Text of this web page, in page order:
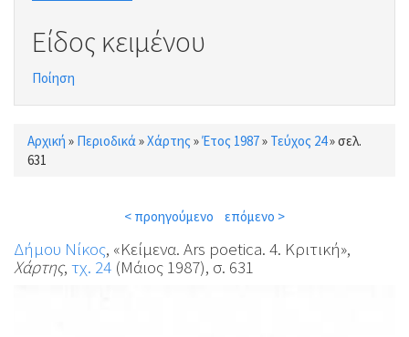
Είδος κειμένου
Ποίηση
Είστε εδώ
Αρχική » Περιοδικά »Χάρτης »Έτος 1987» Τεύχος 24»σελ.
631
< προηγούμενο επόμενο >
Δήμου Νίκος, «Κείμενα. Ars poetica. 4. Κριτική»,
Χάρτης, τχ. 24 (Μάιος 1987), σ. 631